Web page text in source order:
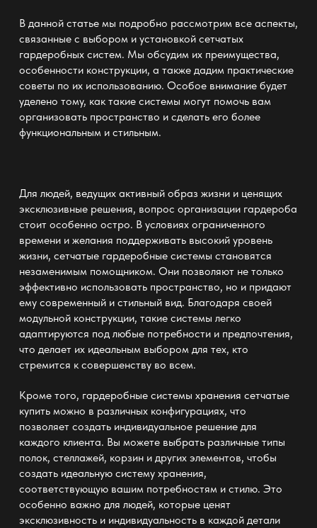
В данной статье мы подробно рассмотрим все аспекты,
связанные с выбором и установкой сетчатых
гардеробных систем. Мы обсудим их преимущества,
особенности конструкции, а также дадим практические
советы по их использованию. Особое внимание будет
уделено тому, как такие системы могут помочь вам
организовать пространство и сделать его более
функциональным и стильным.
Для людей, ведущих активный образ жизни и ценящих
эксклюзивные решения, вопрос организации гардероба
стоит особенно остро. В условиях ограниченного
времени и желания поддерживать высокий уровень
жизни, сетчатые гардеробные системы становятся
незаменимым помощником. Они позволяют не только
эффективно использовать пространство, но и придают
ему современный и стильный вид. Благодаря своей
модульной конструкции, такие системы легко
адаптируются под любые потребности и предпочтения,
что делает их идеальным выбором для тех, кто
стремится к совершенству во всем.
Кроме того, гардеробные системы хранения сетчатые
купитьможно в различных конфигурациях, что
позволяет создать индивидуальное решение для
каждого клиента. Вы можете выбрать различные типы
полок, стеллажей, корзин и других элементов, чтобы
создать идеальную систему хранения,
соответствующую вашим потребностям и стилю. Это
особенно важно для людей, которые ценят
эксклюзивность и индивидуальность в каждой детали